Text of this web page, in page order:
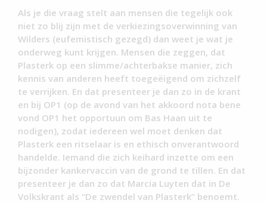
Als je die vraag stelt aan mensen die tegelijk ook
niet zo blij zijn met de verkiezingsoverwinning van
Wilders (eufemistisch gezegd) dan weet je wat je
onderweg kunt krijgen. Mensen die zeggen, dat
Plasterk op een slimme/achterbakse manier, zich
kennis van anderen heeft toegeëigend om zichzelf
te verrijken. En dat presenteer je dan zo in de krant
en bij OP1 (op de avond van het akkoord nota bene
vond OP1 het opportuun om Bas Haan uit te
nodigen), zodat iedereen wel moet denken dat
Plasterk een ritselaar is en ethisch onverantwoord
handelde. Iemand die zich keihard inzette om een
bijzonder kankervaccin van de grond te tillen. En dat
presenteer je dan zo dat Marcia Luyten dat in De
Volkskrant als “De zwendel van Plasterk” benoemt.